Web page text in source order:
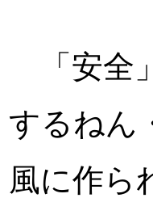
「安全
するねん
風に作ら